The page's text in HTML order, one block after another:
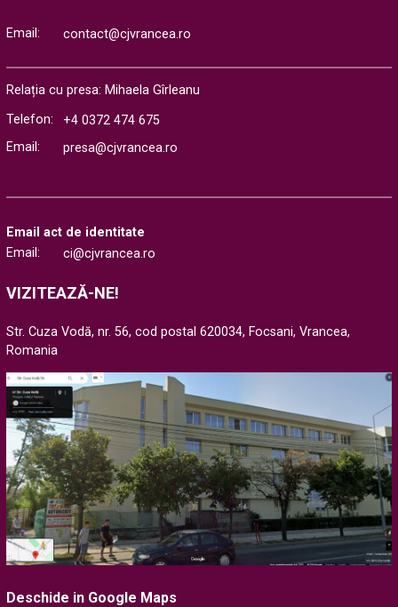
Email: contact@cjvrancea.ro
Relația cu presa: Mihaela Gîrleanu
Telefon:
+4 0372 474 675
Email:
presa@cjvrancea.ro
Email act de identitate
Email:
ci@cjvrancea.ro
VIZITEAZĂ-NE!
Str. Cuza Vodă, nr. 56, cod postal 620034, Focsani, Vrancea,
Romania
Deschide in Google Maps